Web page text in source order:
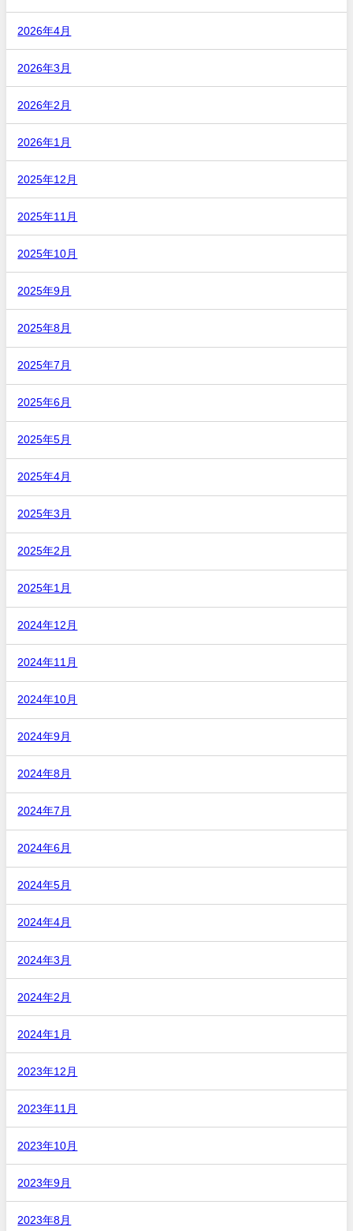
2026年4月
2026年3月
2026年2月
2026年1月
2025年12月
2025年11月
2025年10月
2025年9月
2025年8月
2025年7月
2025年6月
2025年5月
2025年4月
2025年3月
2025年2月
2025年1月
2024年12月
2024年11月
2024年10月
2024年9月
2024年8月
2024年7月
2024年6月
2024年5月
2024年4月
2024年3月
2024年2月
2024年1月
2023年12月
2023年11月
2023年10月
2023年9月
2023年8月